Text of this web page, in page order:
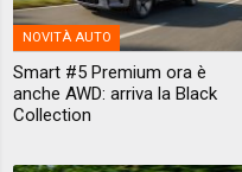
NOVITÀ AUTO
Smart #5 Premium ora è
anche AWD: arriva la Black
Collection